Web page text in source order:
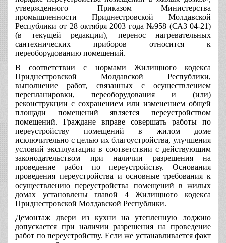
утвержденного Приказом Министерства
промышленности Приднестровской Молдавской
Республики от 28 октября 2003 года №958 (САЗ 04-21)
(в текущей редакции), перенос нагревательных
сантехнических приборов относится к
переоборудованию помещений.
В соответствии с нормами Жилищного кодекса
Приднестровской Молдавской Республики,
выполнение работ, связанных с осуществлением
перепланировки, переоборудования и (или)
реконструкции с сохранением или изменением общей
площади помещений является переустройством
помещений. Граждане вправе совершать работы по
переустройству помещений в жилом доме
исключительно с целью их благоустройства, улучшения
условий эксплуатации в соответствии с действующим
законодательством при наличии разрешения на
проведение работ по переустройству. Основания
проведения переустройства и основные требования к
осуществлению переустройства помещений в жилых
домах установлены главой 4 Жилищного кодекса
Приднестровской Молдавской Республики.
Демонтаж двери из кухни на утепленную лоджию
допускается при наличии разрешения на проведение
работ по переустройству. Если же устанавливается факт